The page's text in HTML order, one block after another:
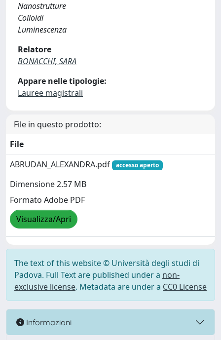
Nanostrutture
Colloidi
Luminescenza
Relatore
BONACCHI, SARA
Appare nelle tipologie:
Lauree magistrali
File in questo prodotto:
File
ABRUDAN_ALEXANDRA.pdf
accesso aperto
Dimensione 2.57 MB
Formato Adobe PDF
Visualizza/Apri
The text of this website © Università degli studi di
Padova. Full Text are published under a non-
exclusive license. Metadata are under a CC0 License
Informazioni